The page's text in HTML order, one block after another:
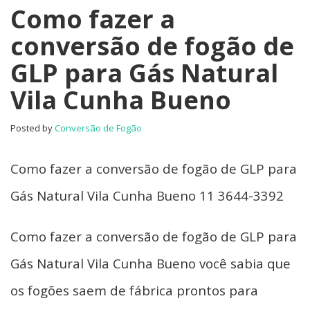
Como fazer a
conversão de fogão de
GLP para Gás Natural
Vila Cunha Bueno
Posted byConversão de Fogão
Como fazer a conversão de fogão de GLP para
Gás Natural Vila Cunha Bueno 11 3644-3392
Como fazer a conversão de fogão de GLP para
Gás Natural Vila Cunha Bueno você sabia que
os fogões saem de fábrica prontos para